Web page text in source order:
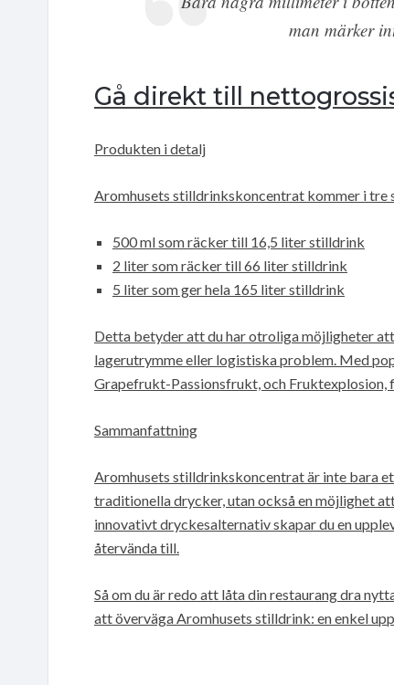
man märker
Gå direkt till
Produkten i detalj
Aromhusets stilldrinkskoncentrat kommer i tre
500 ml som räcker till 16,5 liter stilldrink
2 liter som räcker till 66 liter stilldrink
5 liter som ger hela 165 liter stilldrink
Detta betyder att du har otroliga möjligheter
lagerutrymme eller logistiska problem. Med
Grapefrukt-Passionsfrukt, och Fruktexplosion,
Sammanfattning
Aromhusets stilldrinkskoncentrat är inte bara
traditionella drycker, utan också en möjlighet
innovativt dryckesalternativ skapar du en
återvända till.
Så om du är redo att låta din restaurang dra
att överväga Aromhusets stilldrink: en enkel